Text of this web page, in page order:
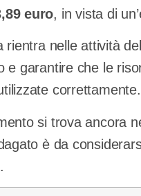
euro, in vista di
rientra nelle attività
e garantire che le
correttamente.
si trova ancora
è da